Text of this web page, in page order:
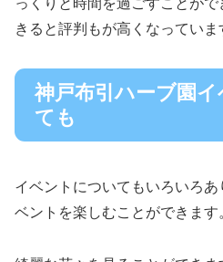
っくりと時間を過ごすことが
きると評判もが高くなっていま
神戸布引ハーブ園
ても
イベントについてもいろいろ
ベントを楽しむことができます